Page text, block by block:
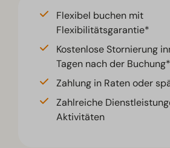
Flexibel buchen mit
Flexibilitätsgarantie*
Kostenlose Stornierung
Tagen nach der Buchung*
Zahlung in Raten oder
Zahlreiche
Aktivitäten